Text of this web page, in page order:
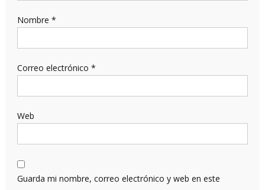
Nombre *
Correo electrónico *
Web
Guarda mi nombre, correo electrónico y web en este